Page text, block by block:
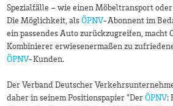
Spezialfälle – wie einen Möbeltransport
Die Möglichkeit, als ÖPNV-Abonnent im
ein passendes Auto zurückzugreifen, macht
Kombinierer erwiesenermaßen zu
ÖPNV-Kunden.
Der Verband Deutscher
daher in seinem Positionspapier "Der ÖPNV: